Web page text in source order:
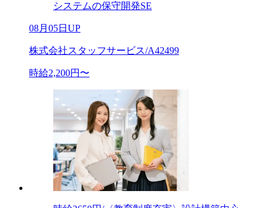
システムの保守開発SE
08月05日UP
株式会社スタッフサービス/A42499
時給2,200円〜